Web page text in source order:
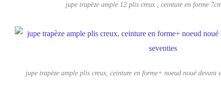
jupe trapèze ample 12 plis creux , ceinture en forme
jupe trapèze ample plis creux, ceinture en forme+ noeud noué devant